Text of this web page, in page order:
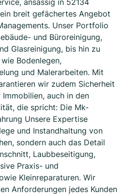
ansässig in 52134
breit gefächertes Angebot
Unser Portfolio
und Büroreinigung,
Glasreinigung, bis hin zu
Bodenlegen,
und Malerarbeiten. Mit
wir zudem Sicherheit
auch in den
die spricht: Die Mk-
Unsere Expertise
und Instandhaltung von
sondern auch das Detail
Laubbeseitigung,
Praxis- und
Kleinreparaturen. Wir
Anforderungen jedes Kunden